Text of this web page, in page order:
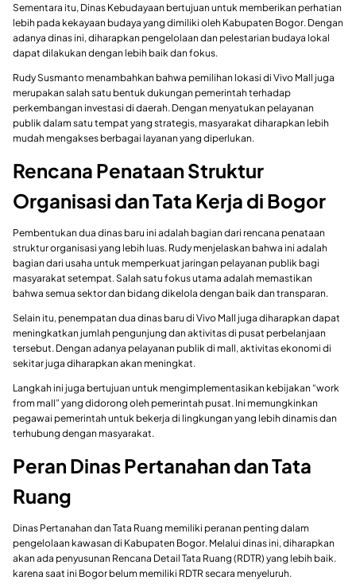
Sementara itu, Dinas Kebudayaan bertujuan untuk memberikan perhatian
lebih pada kekayaan budaya yang dimiliki oleh Kabupaten Bogor. Dengan
adanya dinas ini, diharapkan pengelolaan dan pelestarian budaya lokal
dapat dilakukan dengan lebih baik dan fokus.
Rudy Susmanto menambahkan bahwa pemilihan lokasi di Vivo Mall juga
merupakan salah satu bentuk dukungan pemerintah terhadap
perkembangan investasi di daerah. Dengan menyatukan pelayanan
publik dalam satu tempat yang strategis, masyarakat diharapkan lebih
mudah mengakses berbagai layanan yang diperlukan.
Rencana Penataan Struktur
Organisasi dan Tata Kerja di Bogor
Pembentukan dua dinas baru ini adalah bagian dari rencana penataan
struktur organisasi yang lebih luas. Rudy menjelaskan bahwa ini adalah
bagian dari usaha untuk memperkuat jaringan pelayanan publik bagi
masyarakat setempat. Salah satu fokus utama adalah memastikan
bahwa semua sektor dan bidang dikelola dengan baik dan transparan.
Selain itu, penempatan dua dinas baru di Vivo Mall juga diharapkan dapat
meningkatkan jumlah pengunjung dan aktivitas di pusat perbelanjaan
tersebut. Dengan adanya pelayanan publik di mall, aktivitas ekonomi di
sekitar juga diharapkan akan meningkat.
Langkah ini juga bertujuan untuk mengimplementasikan kebijakan “work
from mall” yang didorong oleh pemerintah pusat. Ini memungkinkan
pegawai pemerintah untuk bekerja di lingkungan yang lebih dinamis dan
terhubung dengan masyarakat.
Peran Dinas Pertanahan dan Tata
Ruang
Dinas Pertanahan dan Tata Ruang memiliki peranan penting dalam
pengelolaan kawasan di Kabupaten Bogor. Melalui dinas ini, diharapkan
akan ada penyusunan Rencana Detail Tata Ruang (RDTR) yang lebih baik.
karena saat ini Bogor belum memiliki RDTR secara menyeluruh.